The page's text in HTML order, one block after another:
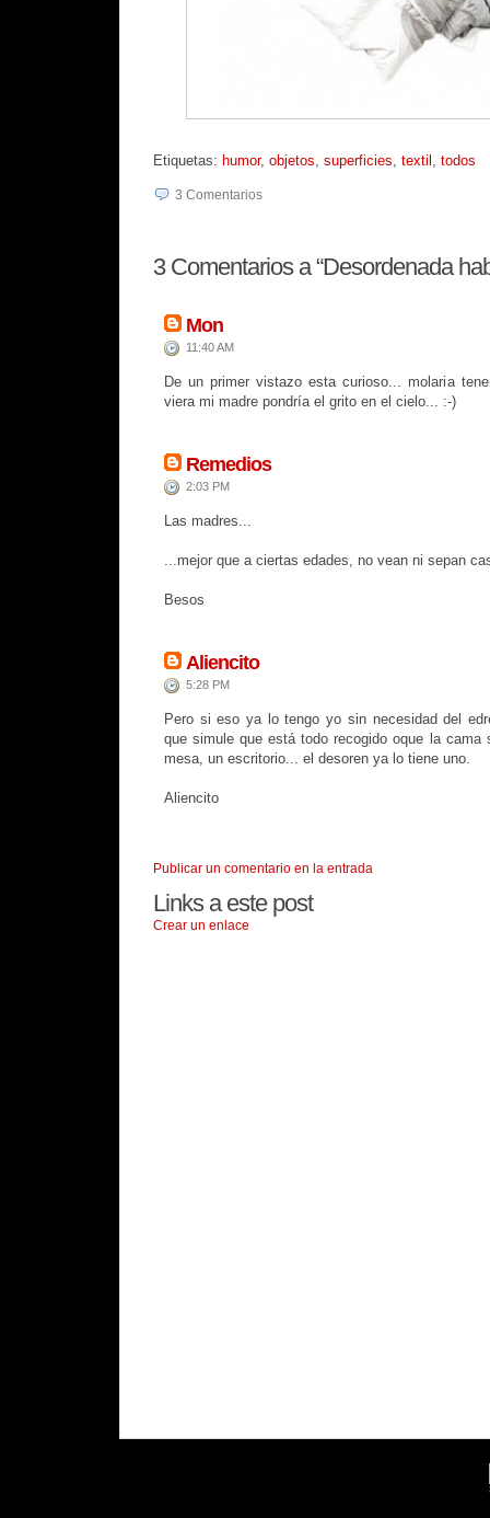
Etiquetas: humor, objetos superficies textil todos
3 Comentarios
3Comentarios a “Desordenada
Mon
11:40 AM
De un primer vistazo esta curioso... molaria
viera mi madre pondría el grito en el cielo... :-)
Remedios
2:03 PM
Las madres...
...mejor que a ciertas edades, no vean ni sepan
Besos
Aliencito
5:28 PM
Pero si eso ya lo tengo yo sin necesidad del
que simule que está todo recogido oque la cama
mesa, un escritorio... el desoren ya lo tiene uno.
Aliencito
Publicar un comentario en la entrada
Links a este post
Crear un enlace